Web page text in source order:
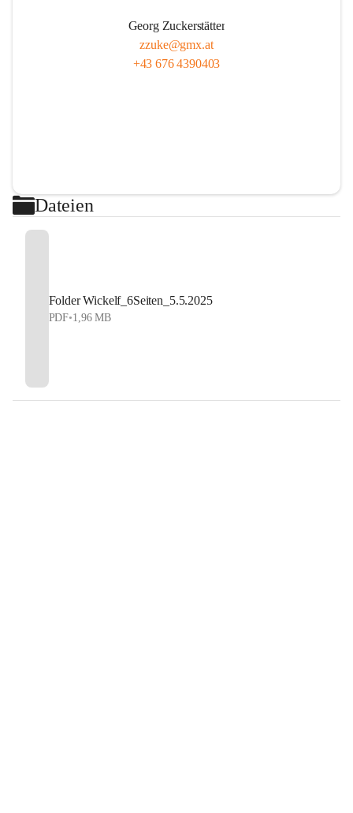
Georg Zuckerstätter
zzuke@gmx.at
+43 676 4390403
Dateien
Folder Wickelf_6Seiten_5.5.2025
PDF•1,96 MB